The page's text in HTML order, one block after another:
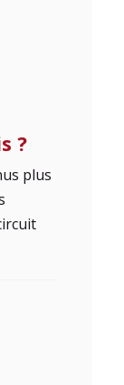
?
plus